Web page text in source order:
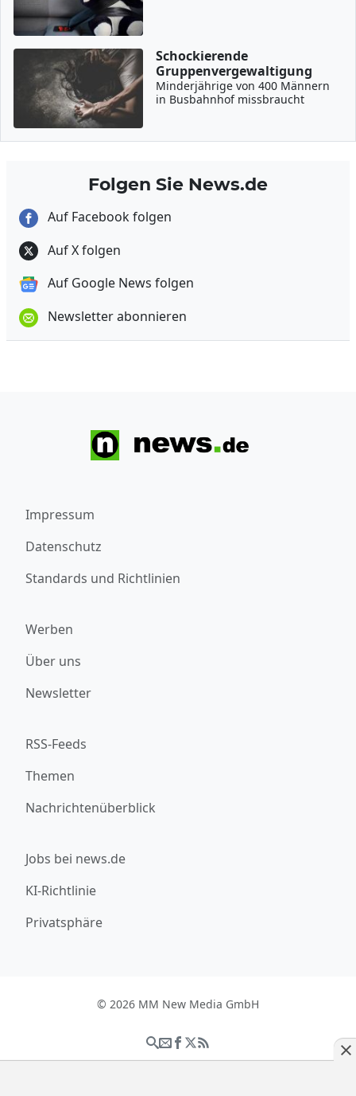
Schockierende
Gruppenvergewaltigung
Minderjährige von 400 Männern
in Busbahnhof missbraucht
Folgen Sie News.de
Auf Facebook folgen
Auf X folgen
Auf Google News folgen
Newsletter abonnieren
Impressum
Datenschutz
Standards und Richtlinien
Werben
Über uns
Newsletter
RSS-Feeds
Themen
Nachrichtenüberblick
Jobs bei news.de
KI-Richtlinie
Privatsphäre
© 2026 MM New Media GmbH